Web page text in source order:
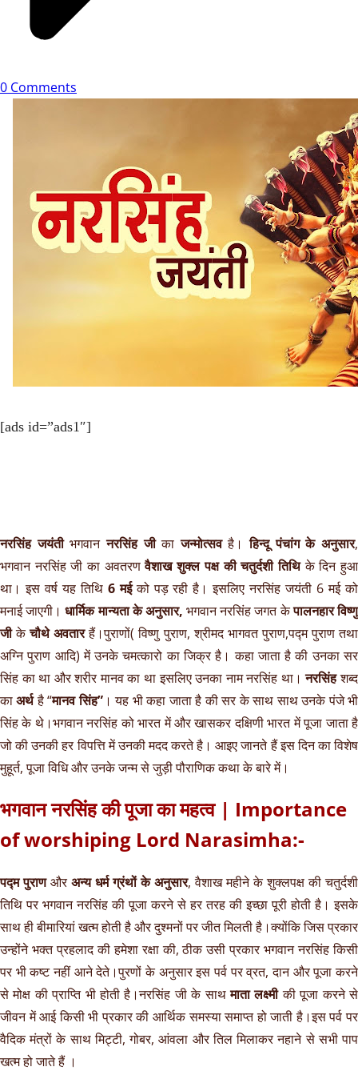
0 Comments
[ads id=”ads1″]
नरसिंह जयंतीभगवाननरसिंह जीकाजन्मोत्सवहै। हिन्दू पंचांग के अनुसार,
भगवान नरसिंह जी का अवतरणवैशाख शुक्ल पक्ष की चतुर्दशी तिथिके दिन हुआ
था। इस वर्ष यह तिथि 6 मईको पड़ रही है। इसलिए नरसिंह जयंती 6 मई को
मनाई जाएगी। धार्मिक मान्यता के अनुसार, भगवान नरसिंह जगत केपालनहार विष्णु
जीकेचौथे अवतारहैं।पुराणों( विष्णु पुराण, श्रीमद भागवत पुराण,पद्म पुराण तथा
अग्नि पुराण आदि) में उनके चमत्कारो का जिक्र है। कहा जाता है की उनका सर
सिंह का था और शरीर मानव का था इसलिए उनका नाम नरसिंह था। नरसिंहशब्द
काअर्थहै “मानव सिंह”। यह भी कहा जाता है की सर के साथ साथ उनके पंजे भी
सिंह के थे।भगवान नरसिंह को भारत में और खासकर दक्षिणी भारत में पूजा जाता है
जो की उनकी हर विपत्ति में उनकी मदद करते है। आइए जानते हैं इस दिन का विशेष
मुहूर्त, पूजा विधि और उनके जन्म से जुड़ी पौराणिक कथा के बारे में।
भगवान नरसिंह की पूजा का महत्व | Importance
of worshiping Lord Narasimha:-
पद्म पुराणऔरअन्य धर्म ग्रंथों के अनुसार, वैशाख महीने के शुक्लपक्ष की चतुर्दशी
तिथि पर भगवान नरसिंह की पूजा करने से हर तरह की इच्छा पूरी होती है। इसके
साथ ही बीमारियां खत्म होती है और दुश्मनों पर जीत मिलती है।क्योंकि जिस प्रकार
उन्होंने भक्त प्रहलाद की हमेशा रक्षा की, ठीक उसी प्रकार भगवान नरसिंह किसी
पर भी कष्ट नहीं आने देते।पुरणों के अनुसार इस पर्व पर व्रत, दान और पूजा करने
से मोक्ष की प्राप्ति भी होती है।नरसिंह जी के साथमाता लक्ष्मीकी पूजा करने से
जीवन में आई किसी भी प्रकार की आर्थिक समस्या समाप्त हो जाती है।इस पर्व पर
वैदिक मंत्रों के साथ मिट्टी, गोबर, आंवला और तिल मिलाकर नहाने से सभी पाप
खत्म हो जाते हैं ।